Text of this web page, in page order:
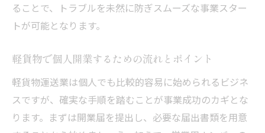
ることで、トラブルを未然に防ぎスムーズな事業スター
トが可能となります。
軽貨物で個人開業するための流れとポイント
軽貨物運送業は個人でも比較的容易に始められるビジネ
スですが、確実な手順を踏むことが事業成功のカギとな
ります。まずは開業届を提出し、必要な届出書類を用意